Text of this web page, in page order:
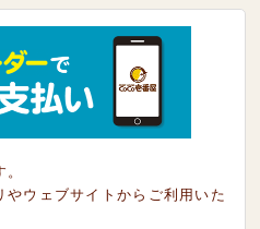
ウェブサイトからご利用いた